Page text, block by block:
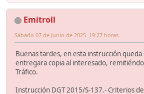
Emitroll
Sábado 07 de Junio de 2025. 19:27 horas.
Buenas tardes, en esta instrucción queda
entregara copia al interesado,
Tráfico.
Instrucción DGT 2015/S-137.- Criterios